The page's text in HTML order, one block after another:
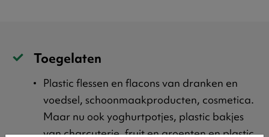
Toegelaten
Plastic flessen en flacons van dranken en
voedsel, schoonmaakproducten, cosmetica.
Maar nu ook yoghurtpotjes, plastic bakjes
van charcuterie, fruit en groenten en plastic